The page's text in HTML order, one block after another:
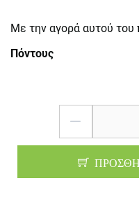
Με την αγορά αυτού του
Πόντους